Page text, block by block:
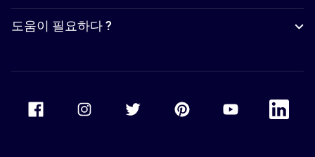
도움이 필요하다 ?
Accor Facebook Accor TwitterAccor PinterestAccor Youtube
Accor